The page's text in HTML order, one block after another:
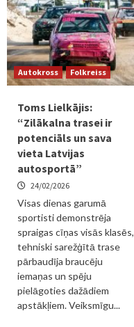
Autokross Folkreiss
Toms Lielkājis:
“Zilākalna trasei ir
potenciāls un sava
vieta Latvijas
autosportā”
24/02/2026
Visas dienas garumā
sportisti demonstrēja
spraigas cīņas visās klasēs,
tehniski sarežģītā trase
pārbaudīja braucēju
iemaņas un spēju
pielāgoties dažādiem
apstākļiem. Veiksmīgu...